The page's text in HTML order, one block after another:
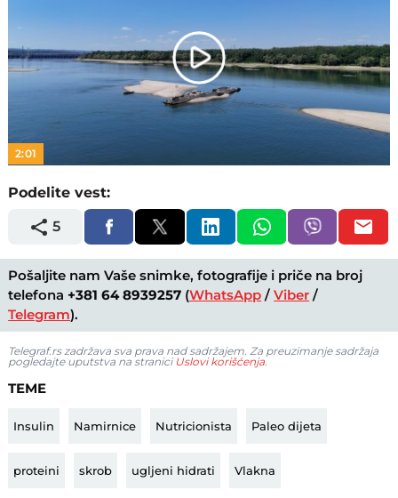
Play
Video
2:01
Podelite vest:
5
Pošaljite nam Vaše snimke, fotografije i priče na broj
telefona +381 64 8939257 (WhatsApp /Viber /
Telegram).
Telegraf.rs zadržava sva prava nad sadržajem. Za preuzimanje sadržaja
pogledajte uputstva na stranici Uslovi korišćenja.
TEME
Insulin Namirnice Nutricionista Paleo dijeta
proteini skrob ugljeni hidrati Vlakna